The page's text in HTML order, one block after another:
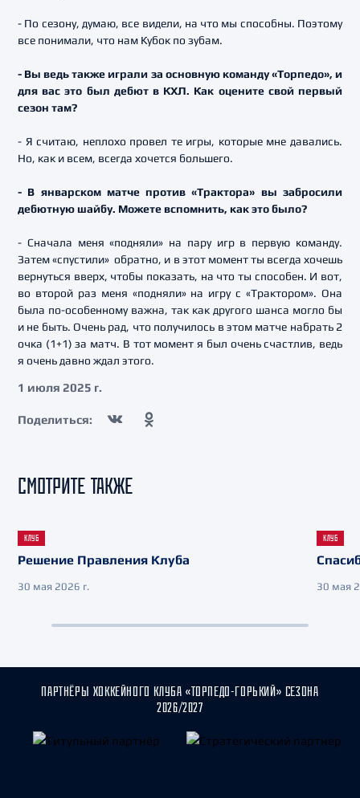
- По сезону, думаю, все видели, на что мы способны. Поэтому
все понимали, что нам Кубок по зубам.
- Вы ведь также играли за основную команду «Торпедо», и
для вас это был дебют в КХЛ. Как оцените свой первый
сезон там?
- Я считаю, неплохо провел те игры, которые мне давались.
Но, как и всем, всегда хочется большего.
- В январском матче против «Трактора» вы забросили
дебютную шайбу. Можете вспомнить, как это было?
- Сначала меня «подняли» на пару игр в первую команду.
Затем «спустили» обратно, и в этот момент ты всегда хочешь
вернуться вверх, чтобы показать, на что ты способен. И вот,
во второй раз меня «подняли» на игру с «Трактором». Она
была по-особенному важна, так как другого шанса могло бы
и не быть. Очень рад, что получилось в этом матче набрать 2
очка (1+1) за матч. В тот момент я был очень счастлив, ведь
я очень давно ждал этого.
1 июля 2025 г.
Поделиться:
СМОТРИТЕ ТАКЖЕ
КЛУБ
Решение Правления Клуба
30 мая 2026 г.
КЛУБ
30 мая
ПАРТНЁРЫ ХОККЕЙНОГО КЛУБА «ТОРПЕДО-ГОРЬКИЙ» СЕЗОНА
2026/2027